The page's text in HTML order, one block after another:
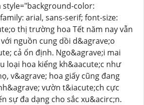
color:
arial, sans-serif; font-size:
thị trường hoa Tết năm nay vẫn
nguồn cung dồi d&agrave;o
cả ổn định. Ngo&agrave;i mai
loại hoa kiểng kh&aacute;c như
v&agrave; hoa giấy cũng đang
vườn t&iacute;ch cực
sự đa dạng cho sắc xu&acirc;n.